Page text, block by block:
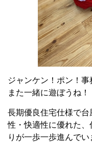
ジャンケン！ポン！事
また一緒に遊ぼうね！
長期優良住宅仕様で
性・快適性に優れた
りが一歩一歩進んでい